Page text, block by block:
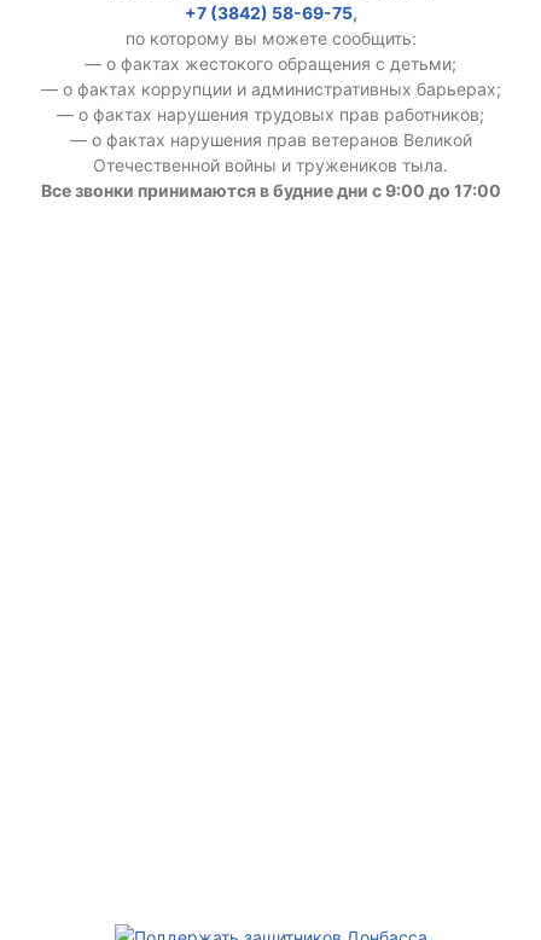
+7 (3842) 58-69-75,
по которому вы можете сообщить:
— о фактах жестокого обращения с детьми;
— о фактах коррупции и административных барьерах;
— о фактах нарушения трудовых прав работников;
— о фактах нарушения прав ветеранов Великой
Отечественной войны и тружеников тыла.
Все звонки принимаются в будние дни с 9:00 до 17:00